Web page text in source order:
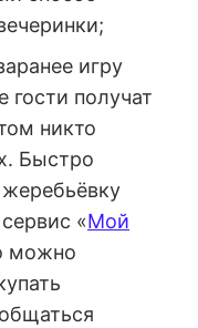
игру
гости получат
никто
Быстро
жеребьёвку
«Мой
можно